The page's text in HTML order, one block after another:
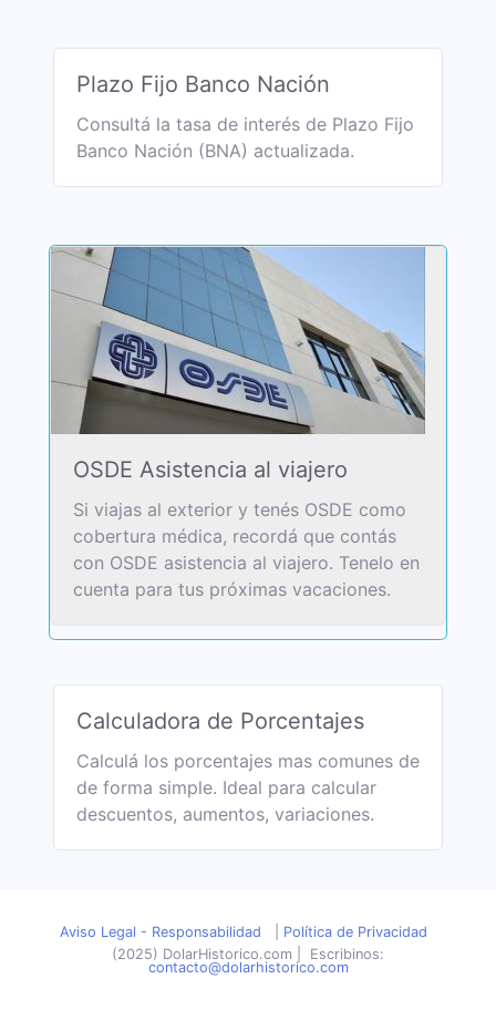
Plazo Fijo Banco Nación
Consultá la tasa de interés de Plazo Fijo
Banco Nación (BNA) actualizada.
OSDE Asistencia al viajero
Si viajas al exterior y tenés OSDE como
cobertura médica, recordá que contás
con OSDE asistencia al viajero. Tenelo en
cuenta para tus próximas vacaciones.
Calculadora de Porcentajes
Calculá los porcentajes mas comunes de
de forma simple. Ideal para calcular
descuentos, aumentos, variaciones.
Aviso Legal - Responsabilidad
Política de Privacidad
(2025) DolarHistorico.com
Escribinos:
contacto@dolarhistorico.com